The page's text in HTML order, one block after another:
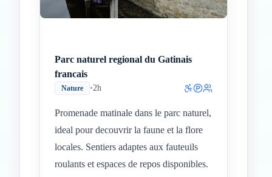
Parc naturel regional du Gatinais
francais
Nature •2h
Promenade matinale dans le parc naturel,
ideal pour decouvrir la faune et la flore
locales. Sentiers adaptes aux fauteuils
roulants et espaces de repos disponibles.